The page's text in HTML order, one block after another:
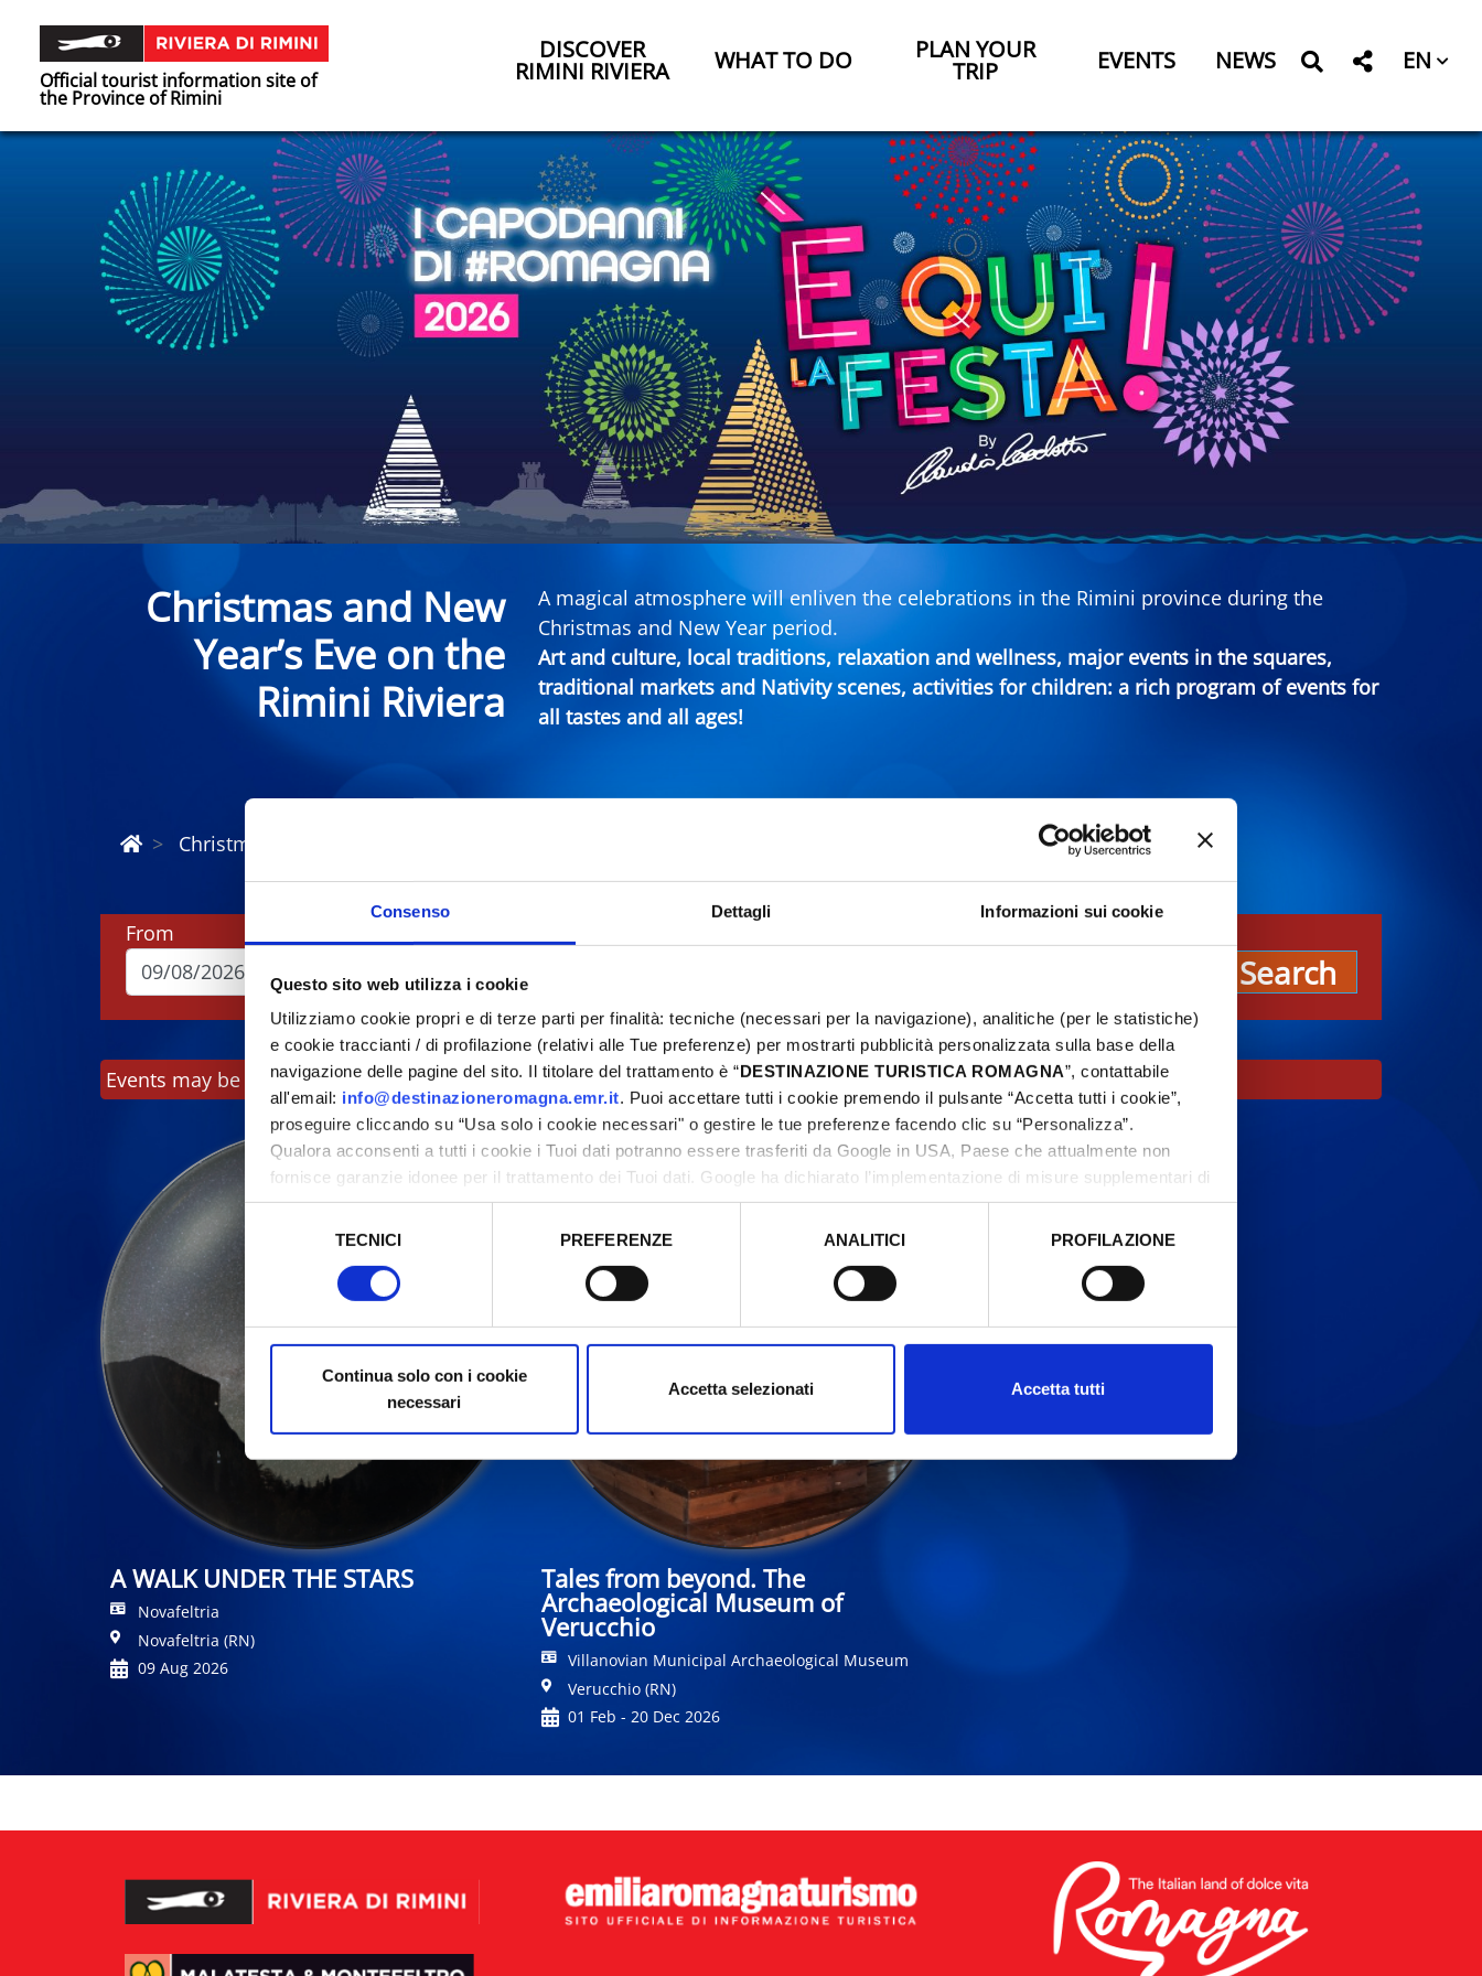
Consenso Dettagli Informazioni sui cookie
Questo sito web utilizza i cookie
Utilizziamo cookie propri e di terze parti per finalità: tecniche (necessari per la navigazione), analitiche (per le statistiche)
e cookie traccianti / di profilazione (relativi alle Tue preferenze) per mostrarti pubblicità personalizzata sulla base della
navigazione delle pagine del sito. Il titolare del trattamento è “DESTINAZIONE TURISTICA ROMAGNA”, contattabile
all'email: info@destinazioneromagna.emr.it. Puoi accettare tutti i cookie premendo il pulsante “Accetta tutti i cookie”,
proseguire cliccando su “Usa solo i cookie necessari" o gestire le tue preferenze facendo clic su “Personalizza”.
Qualora acconsenti a tutti i cookie i Tuoi dati potranno essere trasferiti da Google in USA, Paese che attualmente non
fornisce garanzie idonee per il trattamento dei Tuoi dati. Google ha dichiarato l’implementazione di misure supplementari di
sicurezza a Tutela dei navigatori, che abbiamo valutato essere sufficienti.
TECNICI PREFERENZE ANALITICI PROFILAZIONE
Continua solo con i cookie
necessari
Accetta selezionati Accetta tutti
Official tourist information site of
the Province of Rimini
DISCOVER
RIMINI RIVIERA WHAT TO DO PLAN YOUR
TRIP EVENTS NEWS EN
Christmas and New
Year’s Eve on the
Rimini Riviera
A magical atmosphere will enliven the celebrations in the Rimini province during the
Christmas and New Year period.
Art and culture, local traditions, relaxation and wellness, major events in the squares,
traditional markets and Nativity scenes, activities for children: a rich program of events for
all tastes and all ages!
Christmas and New Year Riviera Rimini Events
From
Search
Events may be subject to change, always contact organizers before going to the venue.
A WALK UNDER THE STARS
Novafeltria
Novafeltria (RN)
09 Aug 2026
Tales from beyond. The
Archaeological Museum of
Verucchio
Villanovian Municipal Archaeological Museum
Verucchio (RN)
01 Feb - 20 Dec 2026